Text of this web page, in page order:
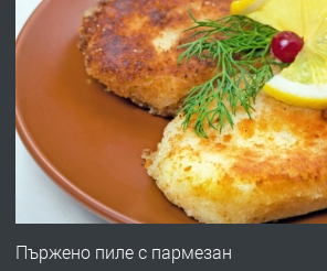
ПРЕДЛАГА
№4120 Магазин/
Любен
градската
ПРЕДЛАГА
ПРОСТОРЕН
КУБА
Пържено пиле с пармезан